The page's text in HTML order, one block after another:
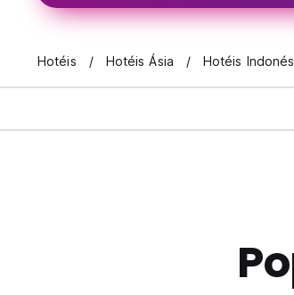
Hotéis Hotéis Ásia Hotéis